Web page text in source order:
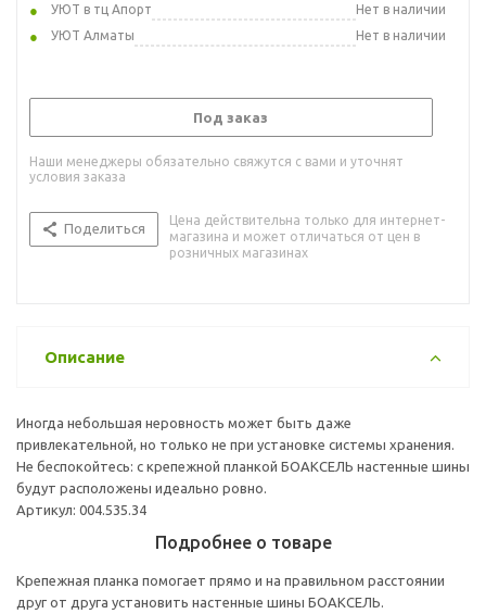
УЮТ в тц Апорт
Нет в наличии
УЮТ Алматы
Нет в наличии
Под заказ
Наши менеджеры обязательно свяжутся с вами и уточнят
условия заказа
Поделиться
Цена действительна только для интернет-
магазина и может отличаться от цен в
розничных магазинах
Описание
Иногда небольшая неровность может быть даже
привлекательной, но только не при установке системы хранения.
Не беспокойтесь: с крепежной планкой БОАКСЕЛЬ настенные шины
будут расположены идеально ровно.
Артикул: 004.535.34
Подробнее о товаре
Крепежная планка помогает прямо и на правильном расстоянии
друг от друга установить настенные шины БОАКСЕЛЬ.